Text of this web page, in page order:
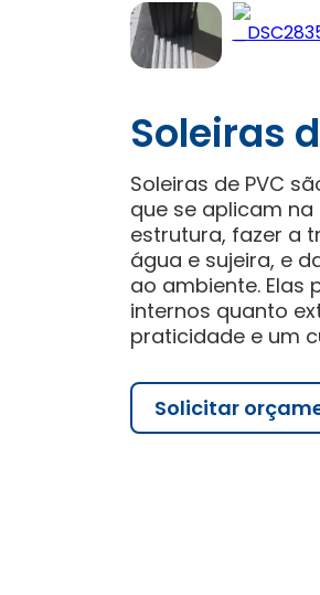
Soleiras
Soleiras de PVC
que se aplicam
estrutura, fazer a
água e sujeira, e
ao ambiente. Elas
internos quanto
praticidade e um
Solicitar